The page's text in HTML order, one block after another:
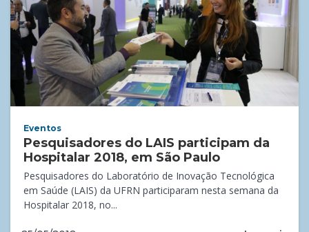
Eventos
Pesquisadores do LAIS participam da
Hospitalar 2018, em São Paulo
Pesquisadores do Laboratório de Inovação Tecnológica
em Saúde (LAIS) da UFRN participaram nesta semana da
Hospitalar 2018, no...